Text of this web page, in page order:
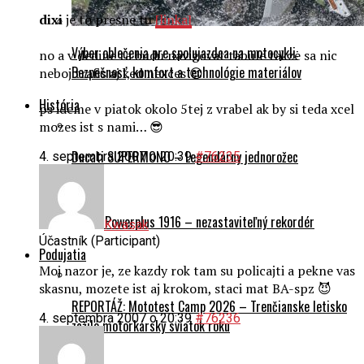
Výber oblečenia pre spolujazdca na motocykli:
Bezpečnosť, komfort a technológie materiálov
História
Ducati SUPERMONO – Legendárny jednorožec
Indian Powerplus 1916 – nezastaviteľný rekordér
Podujatia
REPORTÁŽ: Mototest Camp 2026 – Trenčianske letisko
zažilo motorkársky sviatok roku
dixije to presne tu[linka]
no a v dedine ta budu navigovat tabule takze sa nic
neboj trafis aj ked nexces 😉
ps ideme v piatok okolo 5tej z vrabel ak by si teda xcel
mozes ist s nami… 😎
4. septembra 2007 o 20:39 #76235
Kwasak
Účastník (Participant)
Moj nazor je, ze kazdy rok tam su policajti a pekne vas
skasnu, mozete ist aj krokom, staci mat BA-spz 😈
4. septembra 2007 o 20:39 #76236